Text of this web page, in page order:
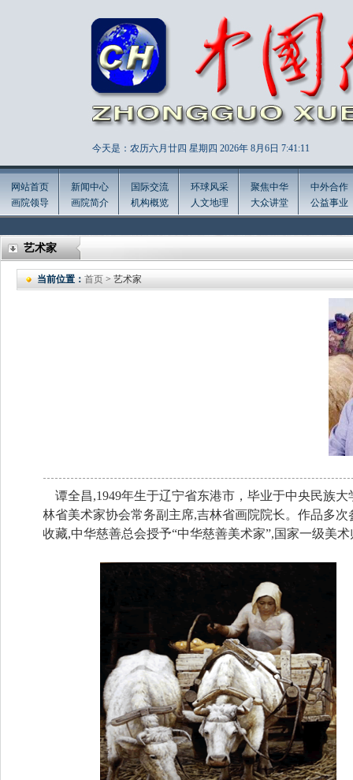
今天是：农历六月廿四 星期四 2026年 8月6日 7:41:12
网站首页
画院领导
新闻中心
画院简介
国际交流
机构概览
环球风采
人文地理
聚焦中华
大众讲堂
中外合作
公益事业
艺术家
当前位置： 首页 > 艺术家
谭全昌,1949年生于辽宁省东港市，毕业于中央民族
林省美术家协会常务副主席,吉林省画院院长。作品多
收藏,中华慈善总会授予“中华慈善美术家”,国家一级美